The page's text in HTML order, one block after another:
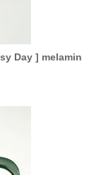
Day ] melamin